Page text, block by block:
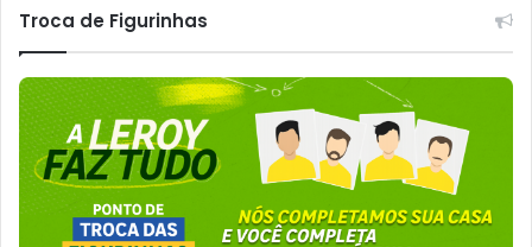
Troca de Figurinhas